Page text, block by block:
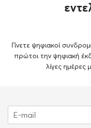
Γίνετε ψηφιακοί
πρώτοι την ψηφιακή
λίγες ημέρες